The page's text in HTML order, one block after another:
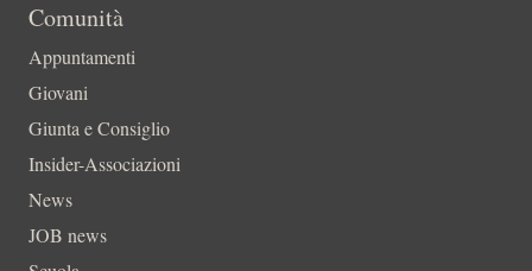
Comunità
Appuntamenti
Giovani
Giunta e Consiglio
Insider-Associazioni
News
JOB news